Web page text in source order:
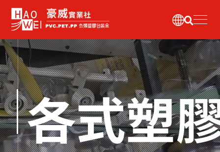
首頁
關於豪威
各式塑